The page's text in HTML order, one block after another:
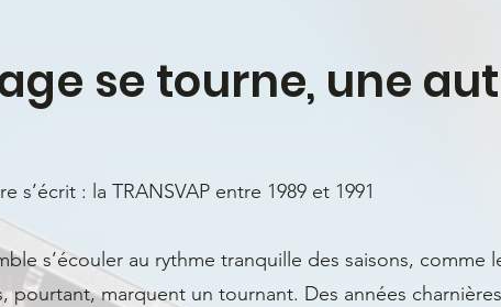
se tourne, une
s’écrit : la TRANSVAP entre 1989 et 1991
s’écouler au rythme tranquille des saisons, comme
pourtant, marquent un tournant. Des années